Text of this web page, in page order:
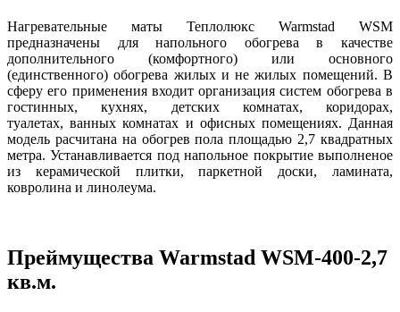
Нагревательные маты Теплолюкс Warmstad WSM
предназначены для напольного обогрева в качестве
дополнительного (комфортного) или основного
(единственного) обогрева жилых и не жилых помещений. В
сферу его применения входит организация систем обогрева в
гостинных, кухнях, детских комнатах, коридорах,
туалетах, ванных комнатах и офисных помещениях. Данная
модель расчитана на обогрев пола площадью 2,7 квадратных
метра. Устанавливается под напольное покрытие выполненое
из керамической плитки, паркетной доски, ламината,
ковролина и линолеума.
Преймущества Warmstad WSM-400-2,7
кв.м.